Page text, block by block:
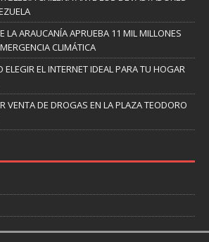
LA ARAUCANÍA APRUEBA 11 MIL MILLONES
CLIMÁTICA
EL INTERNET IDEAL PARA TU HOGAR
VENTA DE DROGAS EN LA PLAZA TEODORO